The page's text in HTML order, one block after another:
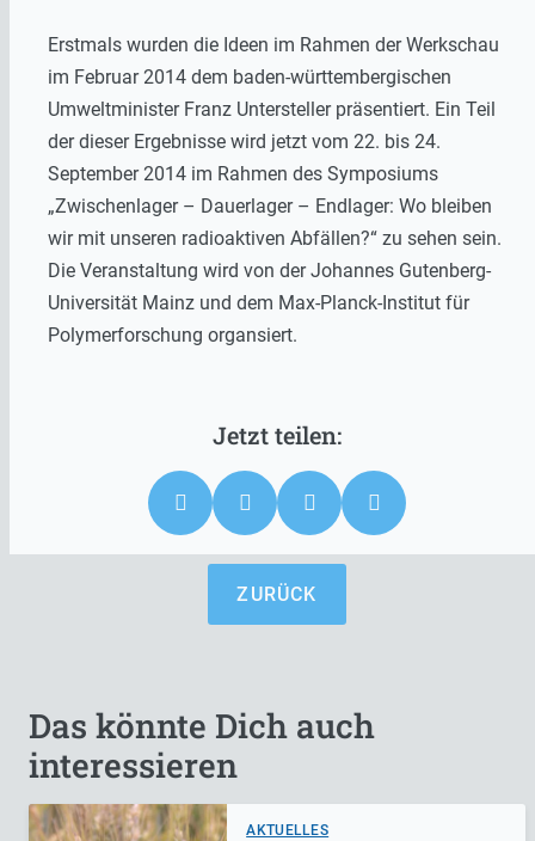
Erstmals wurden die Ideen im Rahmen der Werkschau
im Februar 2014 dem baden-württembergischen
Umweltminister Franz Untersteller präsentiert. Ein Teil
der dieser Ergebnisse wird jetzt vom 22. bis 24.
September 2014 im Rahmen des Symposiums
„Zwischenlager – Dauerlager – Endlager: Wo bleiben
wir mit unseren radioaktiven Abfällen?“ zu sehen sein.
Die Veranstaltung wird von der Johannes Gutenberg-
Universität Mainz und dem Max-Planck-Institut für
Polymerforschung organsiert.
ZURÜCK
Das könnte Dich auch
interessieren
AKTUELLES